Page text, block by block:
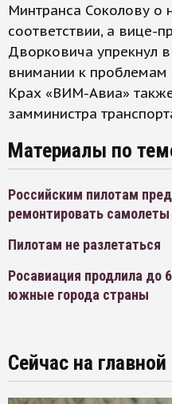
Минтранса Соколову о
соответствии, а вице-
Дворковича упрекнул
внимании к проблемам
Крах «ВИМ-Авиа»
замминистра
Материалы по
Российским пилотам
ремонтировать самолеты
Пилотам не разлетаться
Росавиация продлила до
южные города страны
Сейчас на главной